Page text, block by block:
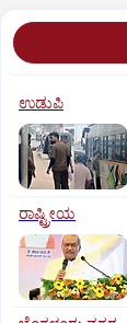
ಉಡುಪಿ
ರಾಷ್ಟ್ರೀಯ